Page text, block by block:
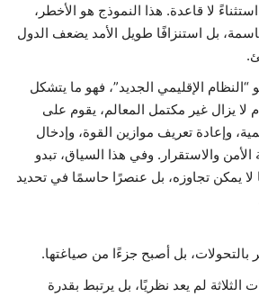
لا قاعدة. هذا النموذج هو الأخطر،
حاسمة، بل استنزافًا طويل الأمد يضعف الدول
“النظام الإقليمي الجديد”، فهو ما يتشكل
لا يزال غير مكتمل المعالم، يقوم على
وإعادة تعريف موازين القوة، وإدخال
والاستقرار. وفي هذا السياق، تبدو
لا يمكن تجاوزه، بل عنصرًا حاسمًا في تحديد
بالتحولات، بل أصبح جزءًا من صياغتها.
الثلاثة لم يعد نظريًا، بل يرتبط بقدرة